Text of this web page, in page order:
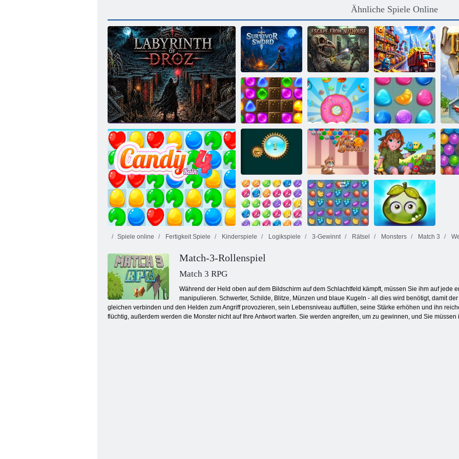
Ähnliche Spiele Online
Labyrinth von Droz
Überlebensschwert
Flucht aus dem
Irrenhaus
Monster Factory
Tycoon
Zurück zu
Candyland 2
Cookie Crush
Candy Rain 4
Süßigkeiten
Regen 3
Gem Spreng
Bubbles:
Kätzchen
Tabby -Insel
Juwelblasen 3
Spiele online Fertigkeit Spiele Kinderspiele Logikspiele 3-Gewinnt Rätsel Monsters Match 3
Match-3-Rollenspiel
Match 3 RPG
Während der Held oben auf dem Bildschirm auf dem Schlachtfeld kämpft, müssen Sie ihm auf jede
manipulieren. Schwerter, Schilde, Blitze, Münzen und blaue Kugeln - all dies wird benötigt, damit
gleichen verbinden und den Helden zum Angriff provozieren, sein Lebensniveau auffüllen, seine Stärke erhöhen und ihn
flüchtig, außerdem werden die Monster nicht auf Ihre Antwort warten. Sie werden angreifen, um zu gewinnen, und Sie